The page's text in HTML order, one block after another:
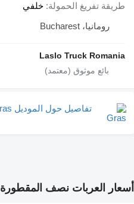
طريقة تفريغ الحمولة خلفي
رومانيا، Bucharest
Laslo Truck Romania
تفاصيل حول الموديل Gras
أسعار العربات نصف المقطورة Gras